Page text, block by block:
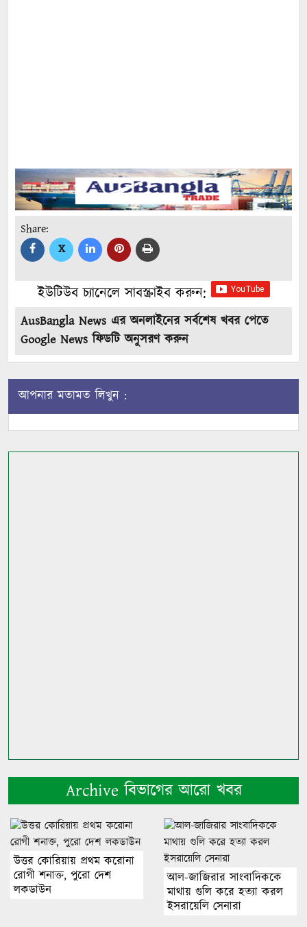
Share:
X
ইউটিউব চ্যানেলে সাবস্ক্রাইব করুন:
AusBangla News এর অনলাইনের সর্বশেষ খবর পেতে
Google News ফিডটি অনুসরণ করুন
আপনার মতামত লিখুন :
Archive বিভাগের আরো খবর
উত্তর কোরিয়ায় প্রথম করোনা
রোগী শনাক্ত, পুরো দেশ
লকডাউন
আল-জাজিরার সাংবাদিককে
মাথায় গুলি করে হত্যা করল
ইসরায়েলি সেনারা